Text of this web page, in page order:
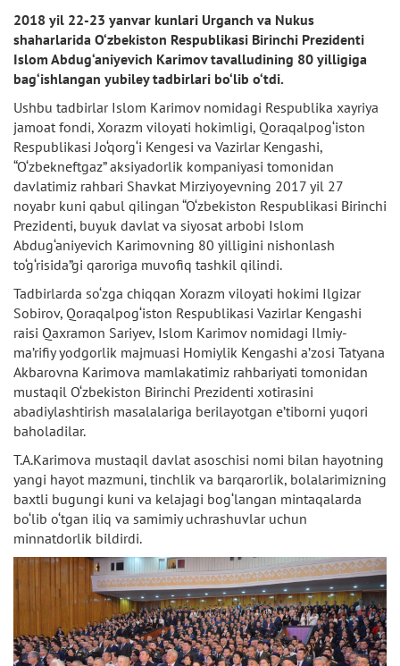
2018 yil 22-23 yanvar kunlari Urganch va Nukus
shaharlarida O‘zbekiston Respublikasi Birinchi Prezidenti
Islom Abdug‘aniyevich Karimov tavalludining 80 yilligiga
bag‘ishlangan yubiley tadbirlari bo‘lib o‘tdi.
Ushbu tadbirlar Islom Karimov nomidagi Respublika xayriya
jamoat fondi, Xorazm viloyati hokimligi, Qoraqalpog‘iston
Respublikasi Jo‘qorg‘i Kengesi va Vazirlar Kengashi,
“O‘zbekneftgaz” aksiyadorlik kompaniyasi tomonidan
davlatimiz rahbari Shavkat Mirziyoyevning 2017 yil 27
noyabr kuni qabul qilingan “O‘zbekiston Respublikasi Birinchi
Prezidenti, buyuk davlat va siyosat arbobi Islom
Abdug‘aniyevich Karimovning 80 yilligini nishonlash
to‘g‘risida”gi qaroriga muvofiq tashkil qilindi.
Tadbirlarda so‘zga chiqqan Xorazm viloyati hokimi Ilgizar
Sobirov, Qoraqalpog‘iston Respublikasi Vazirlar Kengashi
raisi Qaxramon Sariyev, Islom Karimov nomidagi Ilmiy-
ma’rifiy yodgorlik majmuasi Homiylik Kengashi a’zosi Tatyana
Akbarovna Karimova mamlakatimiz rahbariyati tomonidan
mustaqil O‘zbekiston Birinchi Prezidenti xotirasini
abadiylashtirish masalalariga berilayotgan e’tiborni yuqori
baholadilar.
T.A.Karimova mustaqil davlat asoschisi nomi bilan hayotning
yangi hayot mazmuni, tinchlik va barqarorlik, bolalarimizning
baxtli bugungi kuni va kelajagi bog‘langan mintaqalarda
bo‘lib o‘tgan iliq va samimiy uchrashuvlar uchun
minnatdorlik bildirdi.